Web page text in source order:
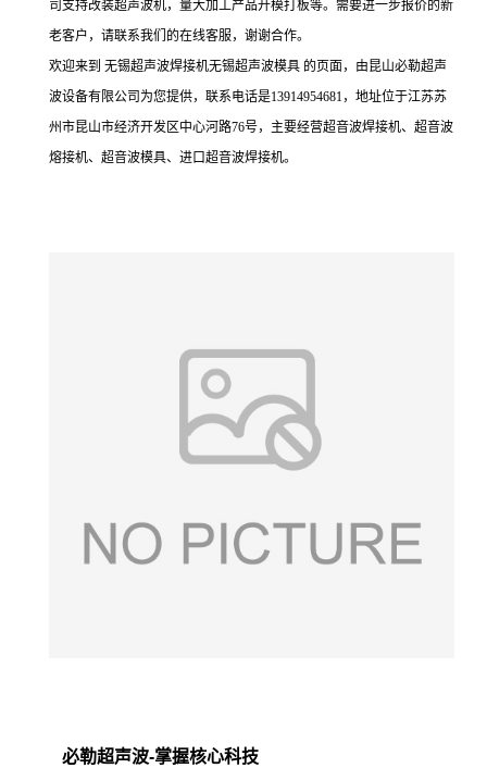
司支持改装超声波机，量大加工产品开模打板等。需要进一步报价的新
老客户，请联系我们的在线客服，谢谢合作。
欢迎来到 无锡超声波焊接机无锡超声波模具 的页面，由昆山必勒超声
波设备有限公司为您提供，联系电话是13914954681，地址位于江苏苏
州市昆山市经济开发区中心河路76号，主要经营超音波焊接机、超音波
熔接机、超音波模具、进口超音波焊接机。
必勒超声波-掌握核心科技